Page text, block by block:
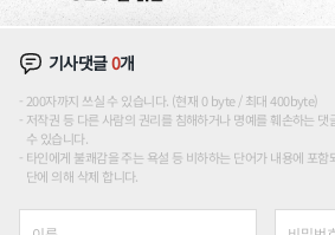
기사댓글0개
200자까지 쓰실 수 있습니다. (현재 0 byte / 최대 400byte)
저작권 등 다른 사람의 권리를 침해하거나 명예를 훼손하는
수 있습니다.
타인에게 불쾌감을 주는 욕설 등 비하하는 단어가 내용에 포
단에 의해 삭제 합니다.